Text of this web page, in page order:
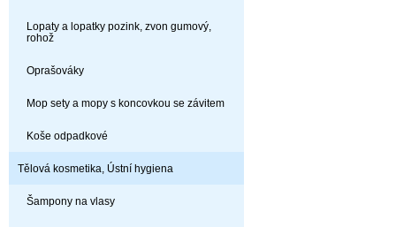
Lopaty a lopatky pozink, zvon gumový,
rohož
Oprašováky
Mop sety a mopy s koncovkou se závitem
Koše odpadkové
Tělová kosmetika, Ústní hygiena
Šampony na vlasy